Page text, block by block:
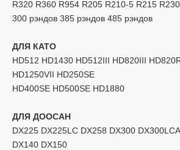
R320 R360 R954 R205 R210-5 R215
300 рэндов 385 рэндов 485 рэндов
ДЛЯ КАТО
HD512 HD1430 HD512III HD820III
HD1250VII HD250SE
HD400SE HD500SE HD1880
ДЛЯ ДООСАН
DX225 DX225LC DX258 DX300
DX140 DX150